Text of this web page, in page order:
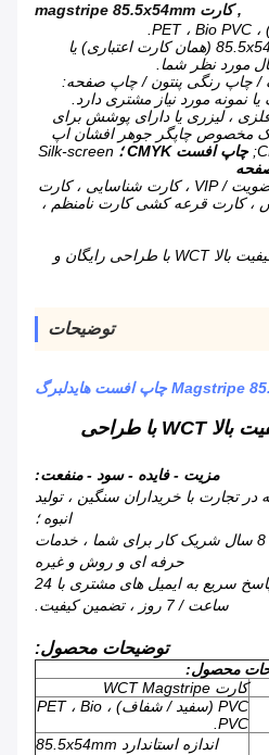
,کارت magstripe 85.5x54mm
اندازه استاندارد 85.5x54mm (همان کارت اعتباری) یا
مورد نظر شما.
/ چاپ رنگی پنتون / چاپ صفحه:
، لیزری یا دارای پوشش برای
لاک مخصوص چاپگر جوهر افشان اپ
چاپ افست CMYK ؛
Silk-screen
کارت هدیه ، کارت عضویت / VIP ، کارت شناسایی ، کارت
، کارت قرعه کشی کارت نامنظم ،
کارت Magstripe با کیفیت بالا WCT با طراحی رایگان و
توضیحات
کارت Magstripe با کیفیت بالا WCT با طراحی
مزیت - فایده - سود - منفعت:
تجارت با خریداران سنگین ، تولید
انبوه ؛
فروش و مشاور برای شما: 8 سال شریک کار برای شما ، خدمات
حرفه ای و روش و غیره
خدمات VIP برای شما ، پاسخ سریع به ایمیل های مشتری با 24
ساعت / 7 روز ، تضمین کیفیت.
توضیحات محصول:
محصول:
کارت WCT Magstripe
PVC (سفید / شفاف) ، PET ، Bio
PVC.
اندازه استاندارد 85.5x54mm